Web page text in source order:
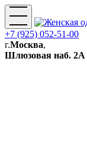
+7 (925) 052-51-00
г.Москва,
Шлюзовая наб. 2А